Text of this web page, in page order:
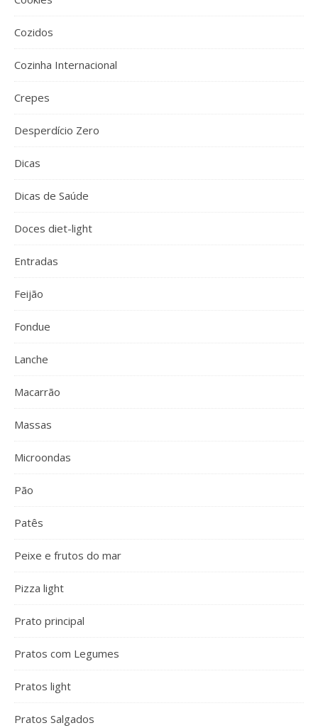
Cozidos
Cozinha Internacional
Crepes
Desperdício Zero
Dicas
Dicas de Saúde
Doces diet-light
Entradas
Feijão
Fondue
Lanche
Macarrão
Massas
Microondas
Pão
Patês
Peixe e frutos do mar
Pizza light
Prato principal
Pratos com Legumes
Pratos light
Pratos Salgados